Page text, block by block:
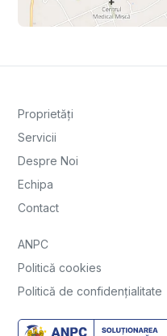
Proprietăți
Servicii
Despre Noi
Echipa
Contact
ANPC
Politică cookies
Politică de confidențialitate